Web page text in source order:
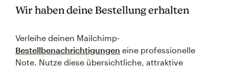
Wir haben deine Bestellung erhalten
Verleihe deinen Mailchimp-
Bestellbenachrichtigungen eine professionelle
Note. Nutze diese übersichtliche, attraktive